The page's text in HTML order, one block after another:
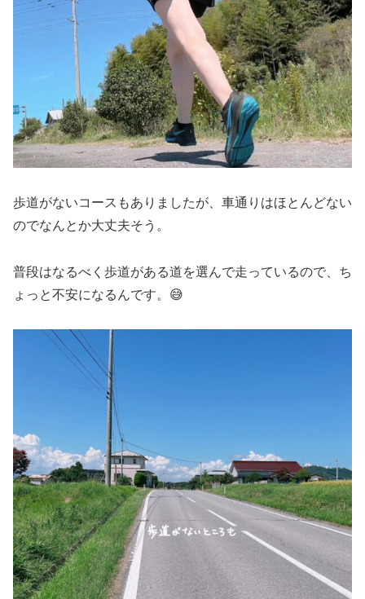
歩道がないコースもありましたが、車通りはほとんどない
のでなんとか大丈夫そう。
普段はなるべく歩道がある道を選んで走っているので、ち
ょっと不安になるんです。😅